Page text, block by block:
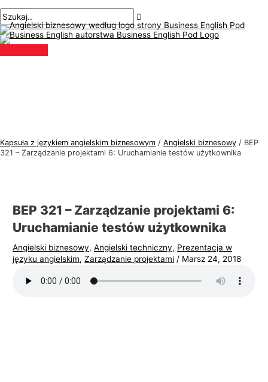
do
treści
główne
Kapsuła z językiem angielskim biznesowym / Angielski biznesowy / BEP
321 – Zarządzanie projektami 6: Uruchamianie testów użytkownika
BEP 321 – Zarządzanie projektami 6:
Uruchamianie testów użytkownika
Angielski biznesowy,Angielski techniczny, Prezentacja w
języku angielskim,Zarządzanie projektami / Marsz 24, 2018
po
wpisach
tutaj..
mail*
T
e
m
a
ę
a
a
n
g
S
z
u
k